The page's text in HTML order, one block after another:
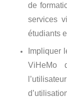
de
services
étudiants
Impliquer
ViHeMo